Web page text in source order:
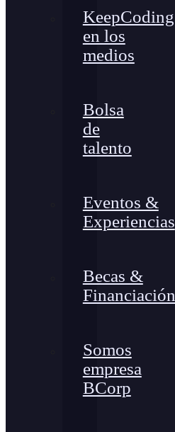
KeepCoding
en los
medios
Bolsa
de
talento
Eventos &
Experiencias
Becas &
Financiación
Somos
empresa
BCorp